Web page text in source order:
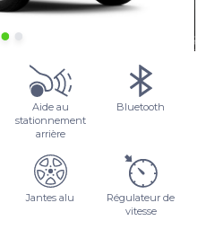
Aide au
stationnement
arrière
Bluetooth
Jantes alu
Régulateur de
vitesse